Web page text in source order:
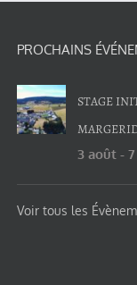
PROCHAINS
STAGE
3 août -
Voir tous les